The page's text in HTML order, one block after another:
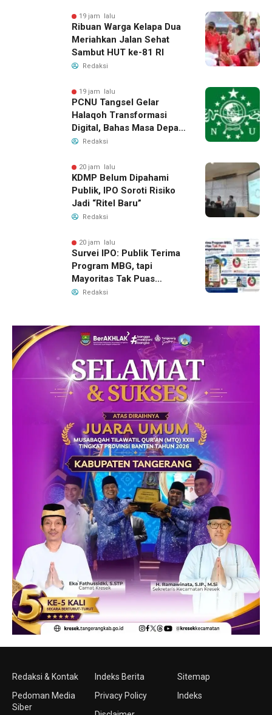
19 jam lalu
Ribuan Warga Kelapa Dua
Meriahkan Jalan Sehat
Sambut HUT ke-81 RI
Redaksi
19 jam lalu
PCNU Tangsel Gelar
Halaqoh Transformasi
Digital, Bahas Masa Depan
NU di Era Disrupsi
Redaksi
20 jam lalu
KDMP Belum Dipahami
Publik, IPO Soroti Risiko
Jadi “Ritel Baru”
Redaksi
20 jam lalu
Survei IPO: Publik Terima
Program MBG, tapi
Mayoritas Tak Puas
dengan Pengelolaannya
Redaksi
Redaksi & Kontak
Pedoman Media
Siber
Indeks Berita
Privacy Policy
Sitemap
Indeks